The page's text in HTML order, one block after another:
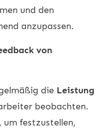
und den
anzupassen.
von
die Leistung
beobachten.
festzustellen,